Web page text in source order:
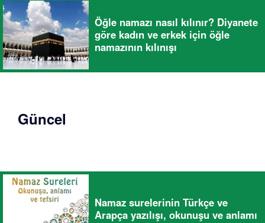
Öğle namazı nasıl kılınır? Diyanete
göre kadın ve erkek için öğle
namazının kılınışı
Güncel
Namaz surelerinin Türkçe ve
Arapça yazılışı, okunuşu ve anlamı